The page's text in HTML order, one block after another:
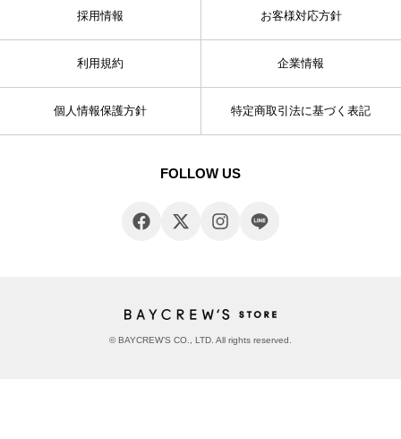
採用情報 お客様対応方針
利用規約 企業情報
個人情報保護方針 特定商取引法に基づく表記
FOLLOW US
© BAYCREW’S CO., LTD. All rights reserved.